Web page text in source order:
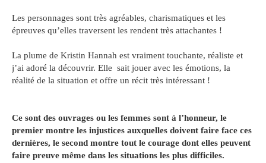
Les personnages sont très agréables, charismatiques et les
épreuves qu’elles traversent les rendent très attachantes !
La plume de Kristin Hannah est vraiment touchante, réaliste et
j’ai adoré la découvrir. Elle sait jouer avec les émotions, la
réalité de la situation et offre un récit très intéressant !
Ce sont des ouvrages ou les femmes sont à l’honneur, le
premier montre les injustices auxquelles doivent faire face ces
dernières, le second montre tout le courage dont elles peuvent
faire preuve même dans les situations les plus difficiles.